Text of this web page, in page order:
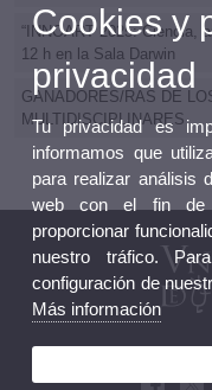
“INNOART 2025: Ciencia,
12 h en la Sala Darwin
GANADORES/RAS DE
MULTIDISCIPLINARES
Cookies y
privacidad
Tu privacidad es
informamos que
para realizar análisis
web con el fin de
proporcionar
nuestro tráfico.
configuración de
Más información